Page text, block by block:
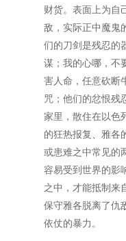
财货。表面上为自
敌，实际正中魔鬼
们的刀剑是残忍的
谋；我的心哪，不
害人命，任意砍断
咒；他们的忿恨残
家里，散住在以色
的狂热报复、雅各
或患难之中常见的
容易受到世界的影
之中，才能抵制来
保守雅各脱离了仇
依仗的暴力。